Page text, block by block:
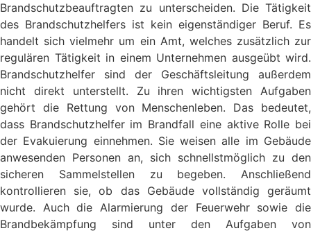
Brandschutzbeauftragten zu unterscheiden. Die Tätigkeit
des Brandschutzhelfers ist kein eigenständiger Beruf. Es
handelt sich vielmehr um ein Amt, welches zusätzlich zur
regulären Tätigkeit in einem Unternehmen ausgeübt wird.
Brandschutzhelfer sind der Geschäftsleitung außerdem
nicht direkt unterstellt. Zu ihren wichtigsten Aufgaben
gehört die Rettung von Menschenleben. Das bedeutet,
dass Brandschutzhelfer im Brandfall eine aktive Rolle bei
der Evakuierung einnehmen. Sie weisen alle im Gebäude
anwesenden Personen an, sich schnellstmöglich zu den
sicheren Sammelstellen zu begeben. Anschließend
kontrollieren sie, ob das Gebäude vollständig geräumt
wurde. Auch die Alarmierung der Feuerwehr sowie die
Brandbekämpfung sind unter den Aufgaben von